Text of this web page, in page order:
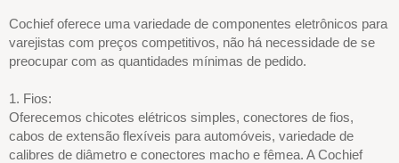
Cochief oferece uma variedade de componentes eletrônicos para
varejistas com preços competitivos, não há necessidade de se
preocupar com as quantidades mínimas de pedido.
1. Fios:
Oferecemos chicotes elétricos simples, conectores de fios,
cabos de extensão flexíveis para automóveis, variedade de
calibres de diâmetro e conectores macho e fêmea. A Cochief